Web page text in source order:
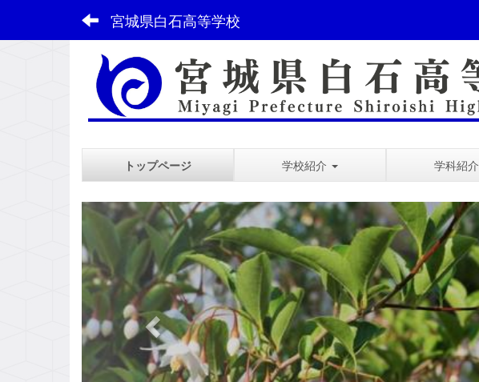
宮城県白石高等学校
トップページ 学校紹介 学科紹介
スペース
p
r
e
v
i
o
u
s